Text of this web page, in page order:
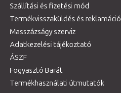
Szállítási és fizetési mód
Termékvisszaküldés és reklamáció
Masszázságy szerviz
Adatkezelési tájékoztató
ÁSZF
Fogyasztó Barát
Termékhasználati útmutatók